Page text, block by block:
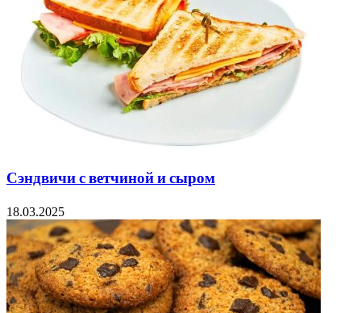
Сэндвичи с ветчиной и сыром
18.03.2025